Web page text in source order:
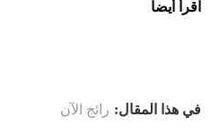
اقرأ أيضا
في هذا المقال: رائج الآن